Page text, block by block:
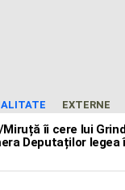
EXTERNE
îi cere lui
Deputaților